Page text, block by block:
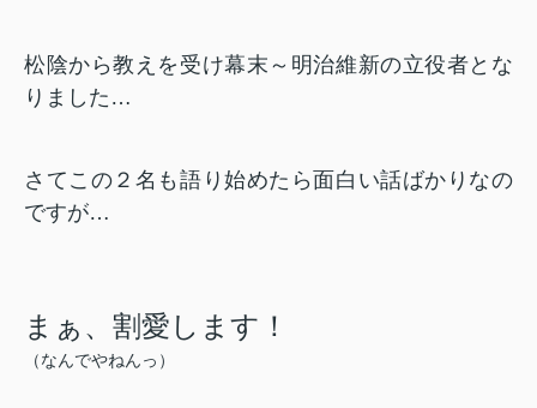
松陰から教えを受け幕末～明治維新の立役者とな
りました…
さてこの２名も語り始めたら面白い話ばかりなの
ですが…
まぁ、割愛します！
（なんでやねんっ）